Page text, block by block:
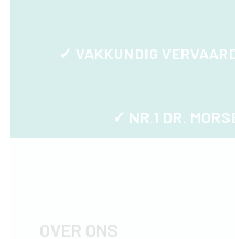
✓ VAKKUNDIG
✓ NR.1 DR.
OVER ONS